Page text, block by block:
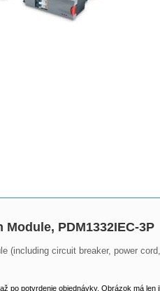
PDM1332IEC-3P
(including circuit breaker, power
po potvrdenie objednávky. Obrázok má len